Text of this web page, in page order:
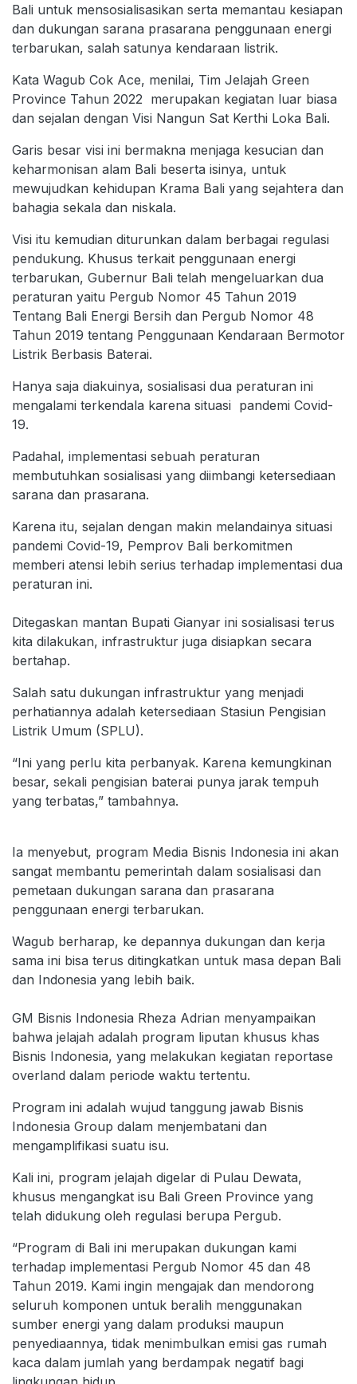
Bali untuk mensosialisasikan serta memantau kesiapan
dan dukungan sarana prasarana penggunaan energi
terbarukan, salah satunya kendaraan listrik.
Kata Wagub Cok Ace, menilai, Tim Jelajah Green
Province Tahun 2022 merupakan kegiatan luar biasa
dan sejalan dengan Visi Nangun Sat Kerthi Loka Bali.
Garis besar visi ini bermakna menjaga kesucian dan
keharmonisan alam Bali beserta isinya, untuk
mewujudkan kehidupan Krama Bali yang sejahtera dan
bahagia sekala dan niskala.
Visi itu kemudian diturunkan dalam berbagai regulasi
pendukung. Khusus terkait penggunaan energi
terbarukan, Gubernur Bali telah mengeluarkan dua
peraturan yaitu Pergub Nomor 45 Tahun 2019
Tentang Bali Energi Bersih dan Pergub Nomor 48
Tahun 2019 tentang Penggunaan Kendaraan Bermotor
Listrik Berbasis Baterai.
Hanya saja diakuinya, sosialisasi dua peraturan ini
mengalami terkendala karena situasi pandemi Covid-
19.
Padahal, implementasi sebuah peraturan
membutuhkan sosialisasi yang diimbangi ketersediaan
sarana dan prasarana.
Karena itu, sejalan dengan makin melandainya situasi
pandemi Covid-19, Pemprov Bali berkomitmen
memberi atensi lebih serius terhadap implementasi dua
peraturan ini.
Ditegaskan mantan Bupati Gianyar ini sosialisasi terus
kita dilakukan, infrastruktur juga disiapkan secara
bertahap.
Salah satu dukungan infrastruktur yang menjadi
perhatiannya adalah ketersediaan Stasiun Pengisian
Listrik Umum (SPLU).
“Ini yang perlu kita perbanyak. Karena kemungkinan
besar, sekali pengisian baterai punya jarak tempuh
yang terbatas,” tambahnya.
Ia menyebut, program Media Bisnis Indonesia ini akan
sangat membantu pemerintah dalam sosialisasi dan
pemetaan dukungan sarana dan prasarana
penggunaan energi terbarukan.
Wagub berharap, ke depannya dukungan dan kerja
sama ini bisa terus ditingkatkan untuk masa depan Bali
dan Indonesia yang lebih baik.
GM Bisnis Indonesia Rheza Adrian menyampaikan
bahwa jelajah adalah program liputan khusus khas
Bisnis Indonesia, yang melakukan kegiatan reportase
overland dalam periode waktu tertentu.
Program ini adalah wujud tanggung jawab Bisnis
Indonesia Group dalam menjembatani dan
mengamplifikasi suatu isu.
Kali ini, program jelajah digelar di Pulau Dewata,
khusus mengangkat isu Bali Green Province yang
telah didukung oleh regulasi berupa Pergub.
“Program di Bali ini merupakan dukungan kami
terhadap implementasi Pergub Nomor 45 dan 48
Tahun 2019. Kami ingin mengajak dan mendorong
seluruh komponen untuk beralih menggunakan
sumber energi yang dalam produksi maupun
penyediaannya, tidak menimbulkan emisi gas rumah
kaca dalam jumlah yang berdampak negatif bagi